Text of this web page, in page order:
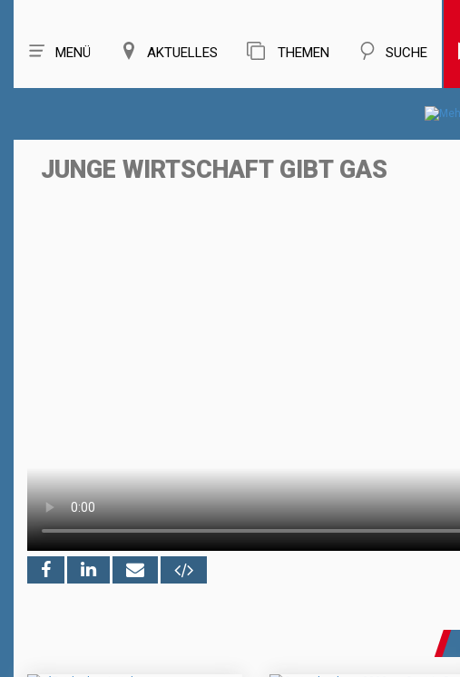
MENÜ AKTUELLES THEMEN SUCHE
JUNGE WIRTSCHAFT GIBT GAS